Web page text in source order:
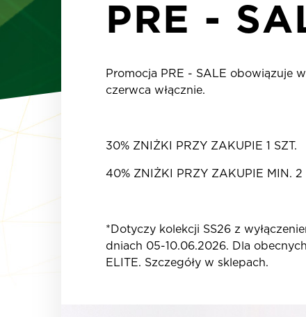
PRE -
Promocja PRE - SALE obowiązuje
czerwca włącznie.
30% ZNIŻKI PRZY ZAKUPIE 1 SZT.
40% ZNIŻKI PRZY ZAKUPIE MIN. 2
*Dotyczy kolekcji SS26 z
dniach 05-10.06.2026. Dla
ELITE. Szczegóły w sklepach.